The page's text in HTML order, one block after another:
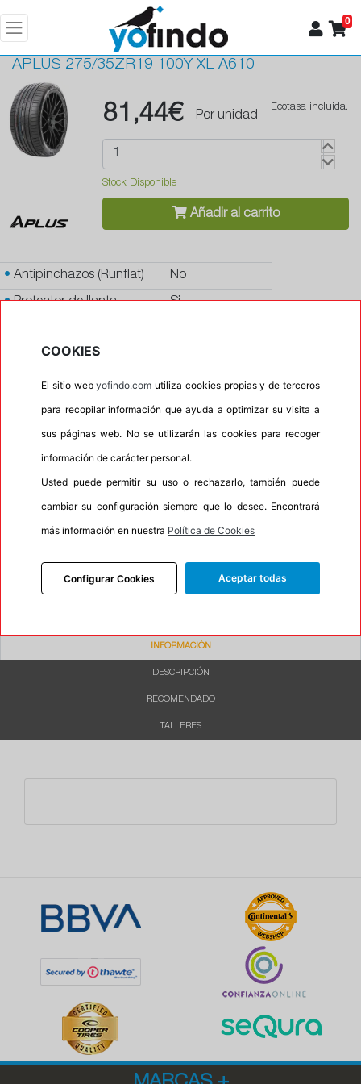
0
APLUS 275/35ZR19 100Y XL A610
81,44€ Por unidad
Ecotasa incluida.
Stock Disponible
Añadir al carrito
• Antipinchazos (Runflat) No
•Protector de llanta Si
Letras blancas
Espuma antiruido No
Si
Banda blanca No
No
Calidad BUDGET
No
Etiqueta energética Información Eprel
INFORMACIÓN
DESCRIPCIÓN
RECOMENDADO
TALLERES
COOKIES
El sitio webyofindo.com utiliza cookies propias y de terceros
para recopilar información que ayuda a optimizar su visita a
sus páginas web. No se utilizarán las cookies para recoger
información de carácter personal.
Usted puede permitir su uso o rechazarlo, también puede
cambiar su configuración siempre que lo desee. Encontrará
más información en nuestra Política de Cookies
Configurar Cookies Aceptar todas